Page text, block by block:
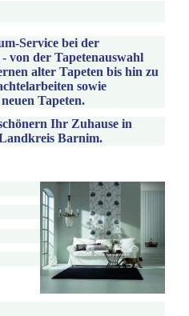
Service bei der
von der Tapetenauswahl
alter Tapeten bis hin zu
sowie
Tapeten.
Ihr Zuhause in
Barnim.